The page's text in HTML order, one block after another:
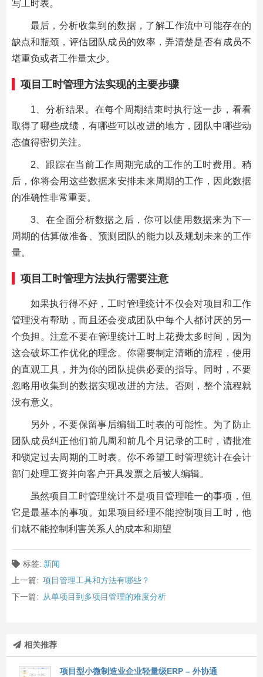
写工时表。
最后，分析收集到的数据，了解工作流中可能存在的
缺点和瓶颈，评估团队成员的效率，弄清楚是否有成员不
堪重负或者工作量太少。
项目工时管理方法实现的主要步骤
1、分析结果。在每个周期结束时执行这一步，看看
取得了哪些成绩，有哪些可以改进的地方，团队中哪些动
态值得密切关注。
2、跟踪在当前工作周期完成的工作的工时费用。稍
后，你将会用这些数据来安排未来周期的工作，因此数据
的准确性非常重要。
3、在全面分析数据之后，你可以使用数据来为下一
周期的估算做准备、预测团队的能力以及规划未来的工作
量。
项目工时管理方法执行需要注意
如果执行得不好，工时管理统计不仅会对项目和工作
管理没有帮助，而且还会变成团队中每个人都讨厌的另一
个负担。注意不要在管理统计工时上花费太多时间，因为
这会破坏工作优化的理念。你需要制定清晰的流程，使用
的直观工具，并为你的团队提供必要的指导。同时，不要
忽略用收集到的数据实现改进的方法。否则，整个流程就
没有意义。
另外，不要保留事后编辑工时表的可能性。为了防止
团队成员纠正他们前几周和前几个月记录的工时，请批准
和锁定过去周期的工时表。你不希望工时管理统计在会计
部门处理工资并向客户开具发票之后被人编辑。
虽然项目工时管理统计不是项目管理唯一的事项，但
它是最基本的事项。如果项目经理不能控制项目工时，他
们就不能控制利害关系人的成本和期望
标签: 新闻
上一篇: 项目管理工具和方法有哪些？
下一篇:
从单项目到多项目管理的难度分析
相关推荐
项目型小微制造业企业轻量级ERP – 外协通